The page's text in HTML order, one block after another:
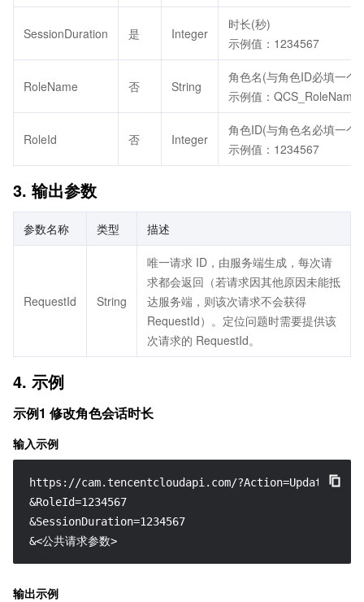
SessionDuration 是 Integer
时长(秒)
示例值：1234567
RoleName 否 String
角色名(与角色ID必填一个)
示例值：QCS_RoleName
RoleId 否 Integer
角色ID(与角色名必填一个)
示例值：1234567
3. 输出参数
参数名称 类型 描述
RequestId String
唯一请求 ID，由服务端生成，每次请
求都会返回（若请求因其他原因未能抵
达服务端，则该次请求不会获得
RequestId）。定位问题时需要提供该
次请求的 RequestId。
4. 示例
示例1 修改角色会话时长
输入示例
https://cam.tencentcloudapi.com/
&RoleId=1234567
&SessionDuration=1234567
&<公共请求参数>
输出示例